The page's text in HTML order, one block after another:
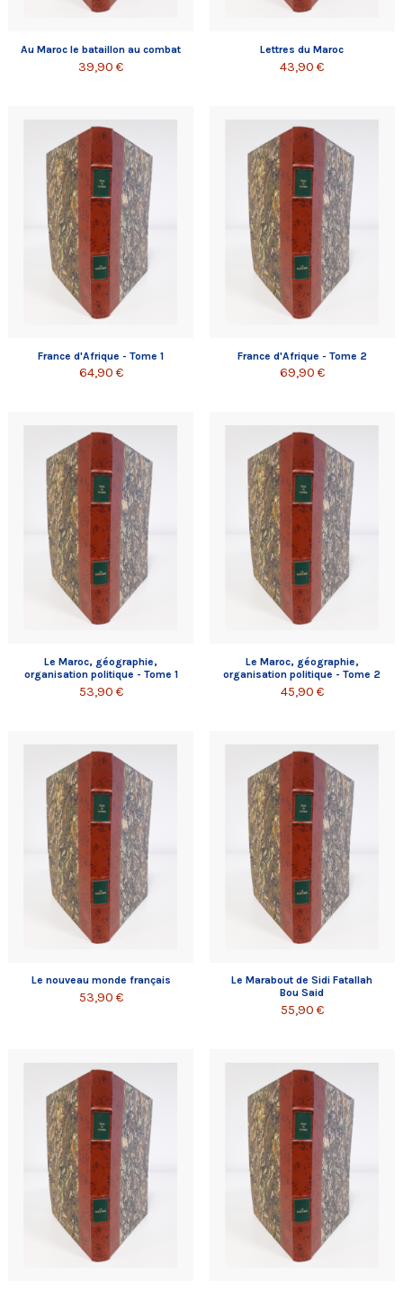
Au Maroc le bataillon au combat
39,90 €
Lettres du Maroc
43,90 €
France d'Afrique - Tome 1
64,90 €
France d'Afrique - Tome 2
69,90 €
Le Maroc, géographie,
organisation politique - Tome 1
53,90 €
Le Maroc, géographie,
organisation politique - Tome 2
45,90 €
Le nouveau monde français
53,90 €
Le Marabout de Sidi Fatallah
Bou Said
55,90 €